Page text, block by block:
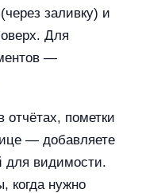
заливку) и
Для
—
пометки
— добавляете
для видимости.
когда нужно